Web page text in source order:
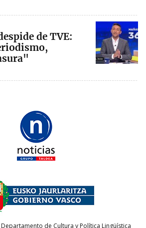
de TVE:
de Cultura y Política Lingüística